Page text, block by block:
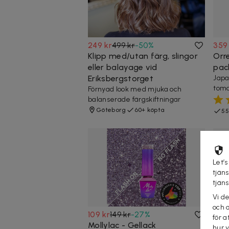
249 kr499 kr-50%
Klipp med/utan färg, slingor
eller balayage vid
Eriksbergstorget
Förnyad look med mjuka och
balanserade färgskiftningar
Göteborg 60+ köpta
109 kr149 kr-27%
Mollylac - Gellack
64
Vi
och
för